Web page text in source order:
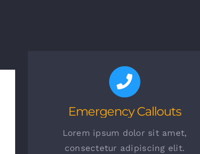
Emergency Callouts
Lorem ipsum dolor sit amet,
consectetur adipiscing elit.